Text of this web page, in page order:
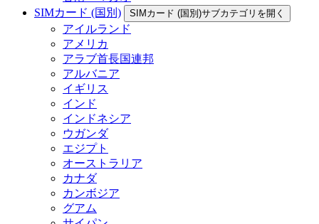
SIMカード (国別)
SIMカード (国別)サブカテゴリを開く
アイルランド
アメリカ
アラブ首長国連邦
アルバニア
イギリス
インド
インドネシア
ウガンダ
エジプト
オーストラリア
カナダ
カンボジア
グアム